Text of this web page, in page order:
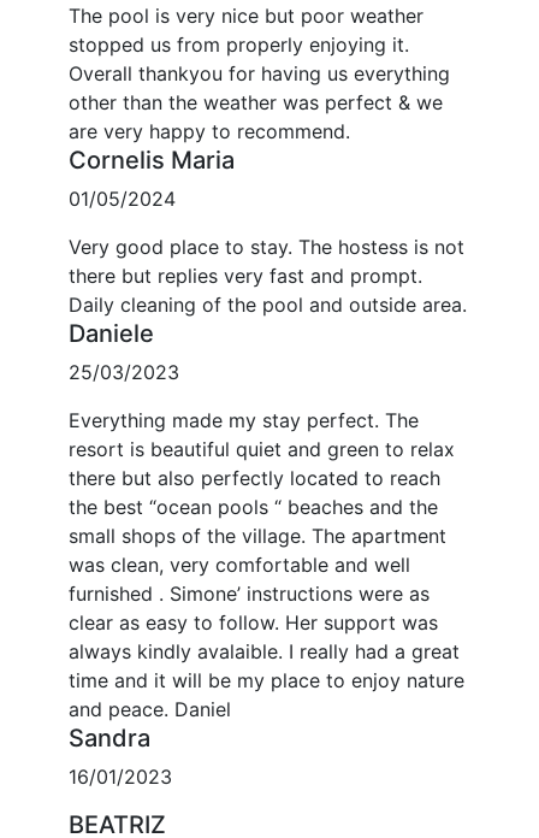
The pool is very nice but poor weather
stopped us from properly enjoying it.
Overall thankyou for having us everything
other than the weather was perfect & we
are very happy to recommend.
Cornelis Maria
01/05/2024
Very good place to stay. The hostess is not
there but replies very fast and prompt.
Daily cleaning of the pool and outside area.
Daniele
25/03/2023
Everything made my stay perfect. The
resort is beautiful quiet and green to relax
there but also perfectly located to reach
the best “ocean pools “ beaches and the
small shops of the village. The apartment
was clean, very comfortable and well
furnished . Simone’ instructions were as
clear as easy to follow. Her support was
always kindly avalaible. I really had a great
time and it will be my place to enjoy nature
and peace. Daniel
Sandra
16/01/2023
BEATRIZ